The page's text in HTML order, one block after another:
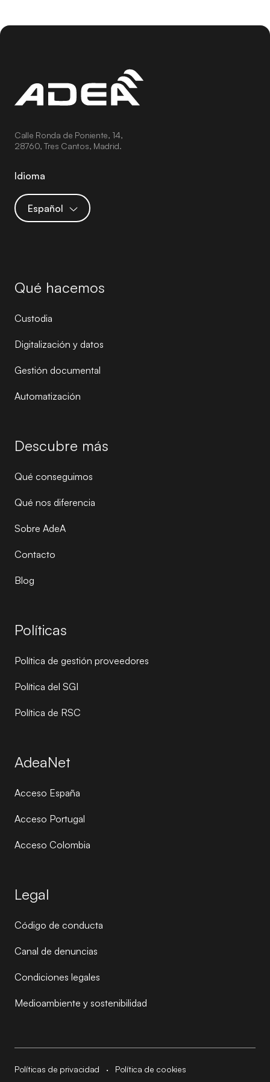
Calle Ronda de Poniente, 14,
28760, Tres Cantos, Madrid.
Idioma
Español
Qué hacemos
Custodia
Digitalización y datos
Gestión documental
Automatización
Descubre más
Qué conseguimos
Qué nos diferencia
Sobre AdeA
Contacto
Blog
Políticas
Política de gestión proveedores
Política del SGI
Política de RSC
AdeaNet
Acceso España
Acceso Portugal
Acceso Colombia
Legal
Código de conducta
Canal de denuncias
Condiciones legales
Medioambiente y sostenibilidad
Políticas de privacidad · Política de cookies